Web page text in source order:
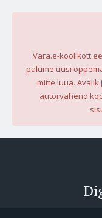
Vara.e-
palume uusi
mitte luua.
autorvahend